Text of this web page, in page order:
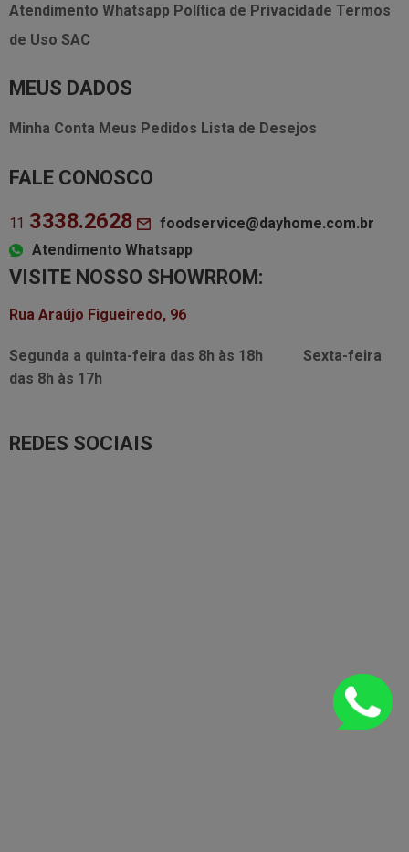
Atendimento Whatsapp Política de Privacidade Termos
de Uso SAC
MEUS DADOS
Minha Conta Meus Pedidos Lista de Desejos
FALE CONOSCO
11 3338.2628
foodservice@dayhome.com.br
Atendimento Whatsapp
VISITE NOSSO SHOWRROM:
Rua Araújo Figueiredo, 96
Segunda a quinta-feira das 8h às 18h
Sexta-feira
das 8h às 17h
REDES SOCIAIS